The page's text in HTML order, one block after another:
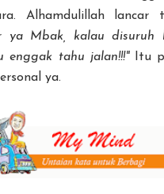
Alhamdulillah lancar
ya Mbak, kalau disuruh
enggak tahu jalan!!!"
Itu
ya.